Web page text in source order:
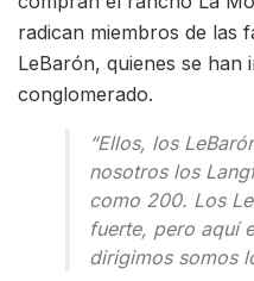
radican miembros de las
LeBarón, quienes se
conglomerado.
“Ellos, los
nosotros los
como 200. Los
fuerte, pero aquí
dirigimos somos